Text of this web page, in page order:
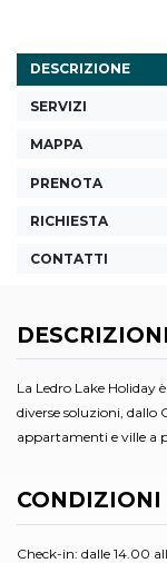
DESCRIZIONE
SERVIZI
MAPPA
PRENOTA
RICHIESTA
CONTATTI
La Ledro Lake Holiday
diverse soluzioni,
appartamenti e ville a
CONDIZIONI
Check-in: dalle 14.00